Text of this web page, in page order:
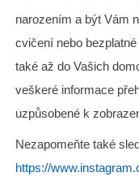
narozením a být Vám
cvičení nebo
také až do Vašich
veškeré informace
uzpůsobené k
Nezapomeňte také
https://